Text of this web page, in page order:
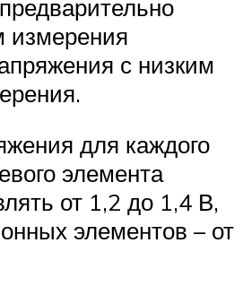
измерения
с низким
для каждого
элемента
от 1,2 до 1,4 В,
элементов – от